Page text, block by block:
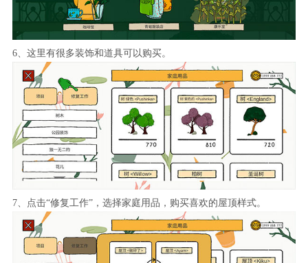
6、这里有很多装饰和道具可以购买。
7、点击“修复工作”，选择家庭用品，购买喜欢的屋顶样式。